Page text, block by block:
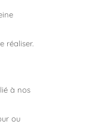
réaliser.
à nos
ou